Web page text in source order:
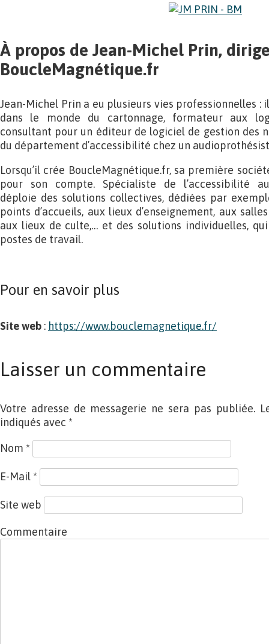
À propos de Jean-Michel Prin,
BoucleMagnétique.fr
Jean-Michel Prin a eu plusieurs vies professionnelles :
dans le monde du cartonnage, formateur aux
consultant pour un éditeur de logiciel de gestion des
du département d’accessibilité chez un
Lorsqu’il crée BoucleMagnétique.fr, sa première
pour son compte. Spécialiste de l’accessibilité
déploie des solutions collectives, dédiées par
points d’accueils, aux lieux d’enseignement, aux
aux lieux de culte,… et des solutions individuelles,
postes de travail.
Pour en savoir plus
Site web : https://www.bouclemagnetique.fr/
Laisser un commentaire
Votre adresse de messagerie ne sera pas publiée.
indiqués avec *
Nom *
E-Mail *
Site web
Commentaire